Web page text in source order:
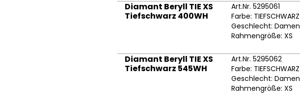
Diamant Beryll TIE XS
Tiefschwarz 400WH
Art.Nr. 5295061
Farbe: TIEFSCHWARZ
Geschlecht: Damen
Rahmengröße: XS
Diamant Beryll TIE XS
Tiefschwarz 545WH
Art.Nr. 5295062
Farbe: TIEFSCHWARZ
Geschlecht: Damen
Rahmengröße: XS